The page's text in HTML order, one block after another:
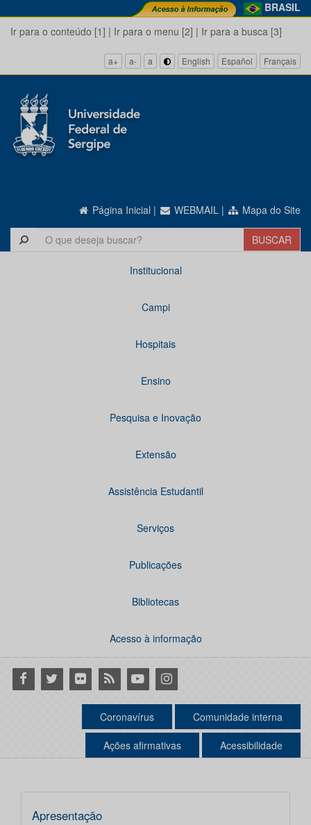
BRASIL
Ir para o conteúdo [1] | Ir para o menu [2] | Ir para a busca [3]
a+ a- a English Español Français
Página Inicial | WEBMAIL | Mapa do Site
Institucional
Campi
Hospitais
Ensino
Pesquisa e Inovação
Extensão
Assistência Estudantil
Serviços
Publicações
Bibliotecas
Acesso à informação
Facebook
Twitter Flickr RSS YoutubeInstagram
Coronavírus Comunidade interna
Ações afirmativas Acessibilidade
Apresentação